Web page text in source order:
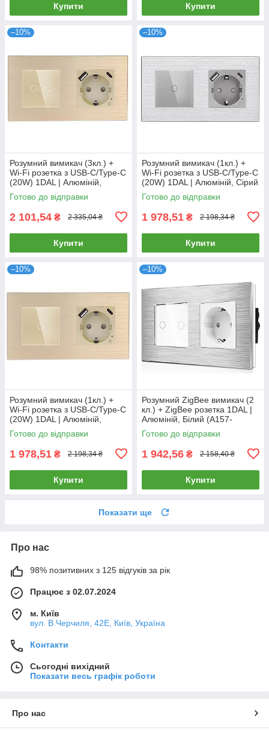
Купити Купити
–10%
Розумний вимикач (3кл.) +
Wi-Fi розетка з USB-C/Type-C
(20W) 1DAL | Алюміній,
Золото (A157-GSW3G.WF-
STUTC.WF.GD)
Готово до відправки
2 101,54 ₴ 2 335,04 ₴
Купити
–10%
Розумний вимикач (1кл.) +
Wi-Fi розетка з USB-C/Type-C
(20W) 1DAL | Алюміній, Сірий
(A157-GSW1G.WF-
STUTC.WF.GR)
Готово до відправки
1 978,51 ₴ 2 198,34 ₴
Купити
–10%
Розумний вимикач (1кл.) +
Wi-Fi розетка з USB-C/Type-C
(20W) 1DAL | Алюміній,
Золото (A157-GSW1G.WF-
STUTC.WF.GD)
Готово до відправки
1 978,51 ₴ 2 198,34 ₴
Купити
–10%
Розумний ZigBee вимикач (2
кл.) + ZigBee розетка 1DAL |
Алюміній, Білий (A157-
GSW2G.ZB-ST.ZB.WT)
Готово до відправки
1 942,56 ₴ 2 158,40 ₴
Купити
Показати ще
Про нас
98% позитивних з 125 відгуків за рік
Працює з 02.07.2024
м. Київ
вул. В.Черчиля, 42Е, Київ, Україна
Контакти
Сьогодні вихідний
Показати весь графік роботи
Про нас